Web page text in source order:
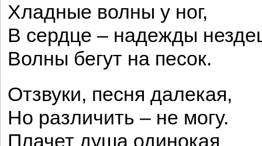
Хладные волны у ног,
В сердце – надежды
Волны бегут на песок.
Отзвуки, песня далекая,
Но различить – не могу.
Плачет душа одинокая